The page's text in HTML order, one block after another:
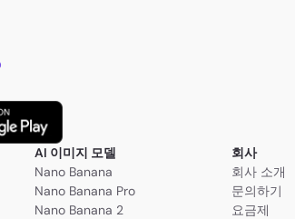
AI 이미지 모델
Nano Banana
Nano Banana Pro
Nano Banana 2
회사
회사 소개
문의하기
요금제